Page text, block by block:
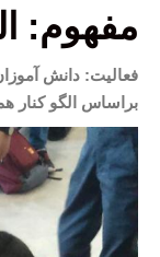
مفهوم:
فعالیت: دانش
براساس الگو کنار